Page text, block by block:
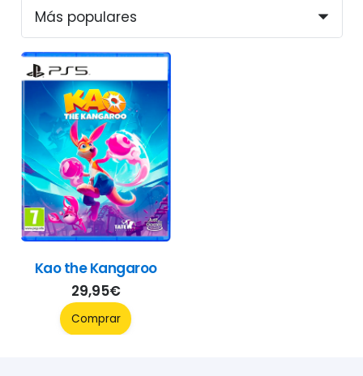
Kao the Kangaroo
29,95€
Comprar